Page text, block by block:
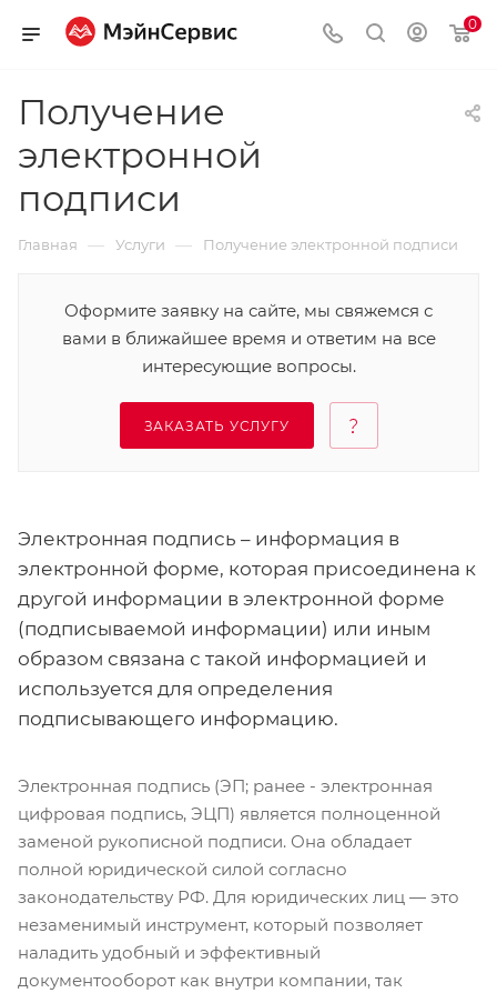
0
Получение
электронной
подписи
Главная — Услуги — Получение электронной подписи
Оформите заявку на сайте, мы свяжемся с
вами в ближайшее время и ответим на все
интересующие вопросы.
ЗАКАЗАТЬ УСЛУГУ
Электронная подпись – информация в
электронной форме, которая присоединена к
другой информации в электронной форме
(подписываемой информации) или иным
образом связана с такой информацией и
используется для определения
подписывающего информацию.
Электронная подпись (ЭП; ранее - электронная
цифровая подпись, ЭЦП) является полноценной
заменой рукописной подписи. Она обладает
полной юридической силой согласно
законодательству РФ. Для юридических лиц — это
незаменимый инструмент, который позволяет
наладить удобный и эффективный
документооборот как внутри компании, так